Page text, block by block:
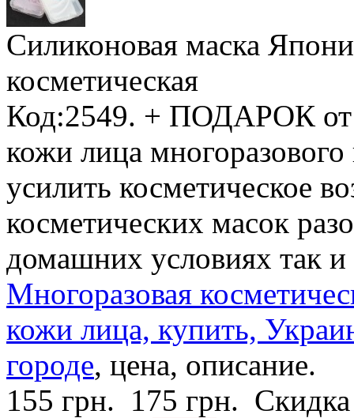
Силиконовая маска
косметическая
Код:2549. + ПОДАРОК от
кожи лица
усилить косметическое
косметических масок
домашних условиях так и
Многоразовая
кожи лица, купить,
городе, цена, описание.
155 грн. 175 грн.